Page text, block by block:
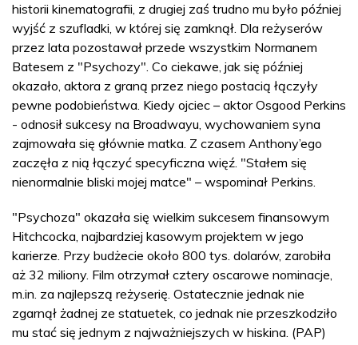
historii kinematografii, z drugiej zaś trudno mu było później
wyjść z szufladki, w której się zamknął. Dla reżyserów
przez lata pozostawał przede wszystkim Normanem
Batesem z "Psychozy". Co ciekawe, jak się później
okazało, aktora z graną przez niego postacią łączyły
pewne podobieństwa. Kiedy ojciec – aktor Osgood Perkins
- odnosił sukcesy na Broadwayu, wychowaniem syna
zajmowała się głównie matka. Z czasem Anthony’ego
zaczęła z nią łączyć specyficzna więź. "Stałem się
nienormalnie bliski mojej matce" – wspominał Perkins.
"Psychoza" okazała się wielkim sukcesem finansowym
Hitchcocka, najbardziej kasowym projektem w jego
karierze. Przy budżecie około 800 tys. dolarów, zarobiła
aż 32 miliony. Film otrzymał cztery oscarowe nominacje,
m.in. za najlepszą reżyserię. Ostatecznie jednak nie
zgarnął żadnej ze statuetek, co jednak nie przeszkodziło
mu stać się jednym z najważniejszych w hiskina. (PAP)